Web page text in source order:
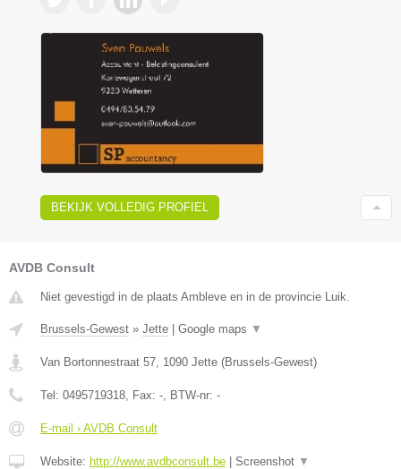
BEKIJK VOLLEDIG PROFIEL
AVDB Consult
Niet gevestigd in de plaats Ambleve en in de provincie Luik.
Brussels-Gewest » Jette | Google maps ▼
Van Bortonnestraat 57 1090 Jette (Brussels-Gewest)
Tel: 0495719318 , Fax: - , BTW-nr: -
E-mail › AVDB Consult
Website: http://www.avdbconsult.be | Screenshot ▼